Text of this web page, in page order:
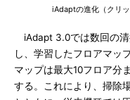
iAdaptの進化（クリッ
iAdapt 3.0では数回の清
し、学習したフロアマッ
マップは最大10フロア分
する。これにより、掃除